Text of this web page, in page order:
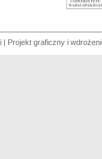
Projekt graficzny i